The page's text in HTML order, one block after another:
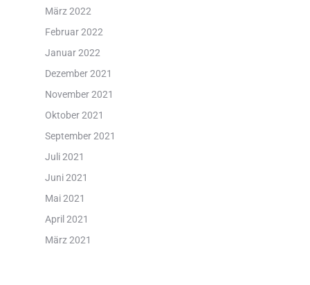
März 2022
Februar 2022
Januar 2022
Dezember 2021
November 2021
Oktober 2021
September 2021
Juli 2021
Juni 2021
Mai 2021
April 2021
März 2021